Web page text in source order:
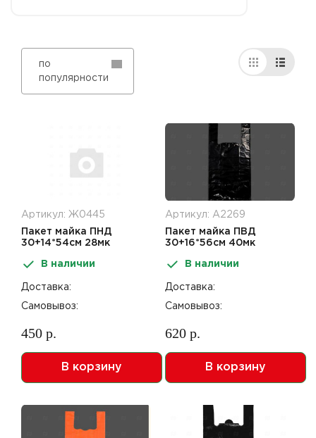
по
популярности
Артикул: Ж0445
Пакет майка ПНД
30+14*54см 28мк
В наличии
Доставка:
Самовывоз:
450 р.
В корзину
Артикул: А2269
Пакет майка ПВД
30+16*56см 40мк
В наличии
Доставка:
Самовывоз:
620 р.
В корзину